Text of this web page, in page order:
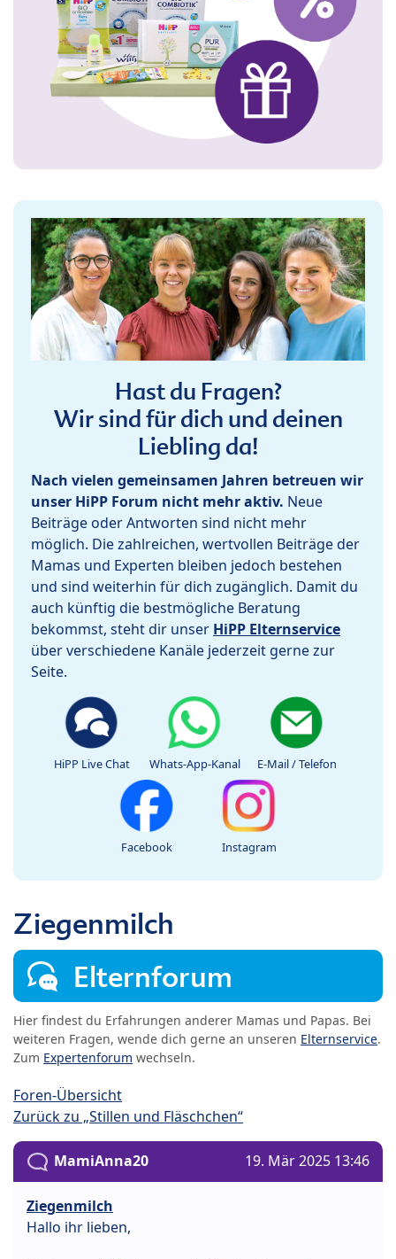
Hast du Fragen?
Wir sind für dich und deinen
Liebling da!
Nach vielen gemeinsamen Jahren betreuen wir
unser HiPP Forum nicht mehr aktiv. Neue
Beiträge oder Antworten sind nicht mehr
möglich. Die zahlreichen, wertvollen Beiträge der
Mamas und Experten bleiben jedoch bestehen
und sind weiterhin für dich zugänglich. Damit du
auch künftig die bestmögliche Beratung
bekommst, steht dir unser HiPP Elternservice
über verschiedene Kanäle jederzeit gerne zur
Seite.
HiPP Live Chat Whats-App-Kanal E-Mail / Telefon
Facebook Instagram
Ziegenmilch
Elternforum
Hier findest du Erfahrungen anderer Mamas und Papas. Bei
weiteren Fragen, wende dich gerne an unseren Elternservice.
Zum Expertenforum wechseln.
Foren-Übersicht
Zurück zu „Stillen und Fläschchen“
MamiAnna20 19. Mär 2025 13:46
Ziegenmilch
Hallo ihr lieben,